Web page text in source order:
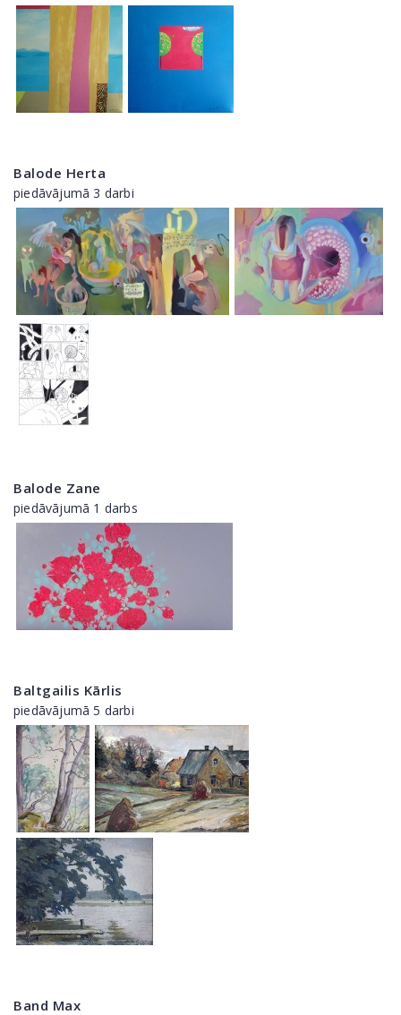
Balode Herta
piedāvājumā 3 darbi
Balode Zane
piedāvājumā 1 darbs
Baltgailis Kārlis
piedāvājumā 5 darbi
Band Max